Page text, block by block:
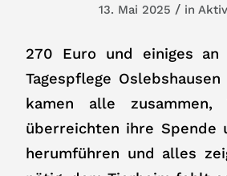
13. Mai 2025 / in
270 Euro und einiges an
Tagespflege
kamen alle zusammen,
überreichten ihre Spende
herumführen und alles